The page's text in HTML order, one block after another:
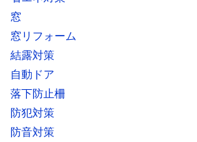
窓
窓リフォーム
結露対策
自動ドア
落下防止柵
防犯対策
防音対策